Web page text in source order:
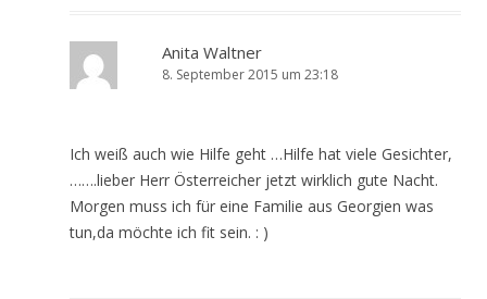
Anita Waltner
8. September 2015 um 23:18
Ich weiß auch wie Hilfe geht …Hilfe hat viele Gesichter,
…….lieber Herr Österreicher jetzt wirklich gute Nacht.
Morgen muss ich für eine Familie aus Georgien was
tun,da möchte ich fit sein. : )